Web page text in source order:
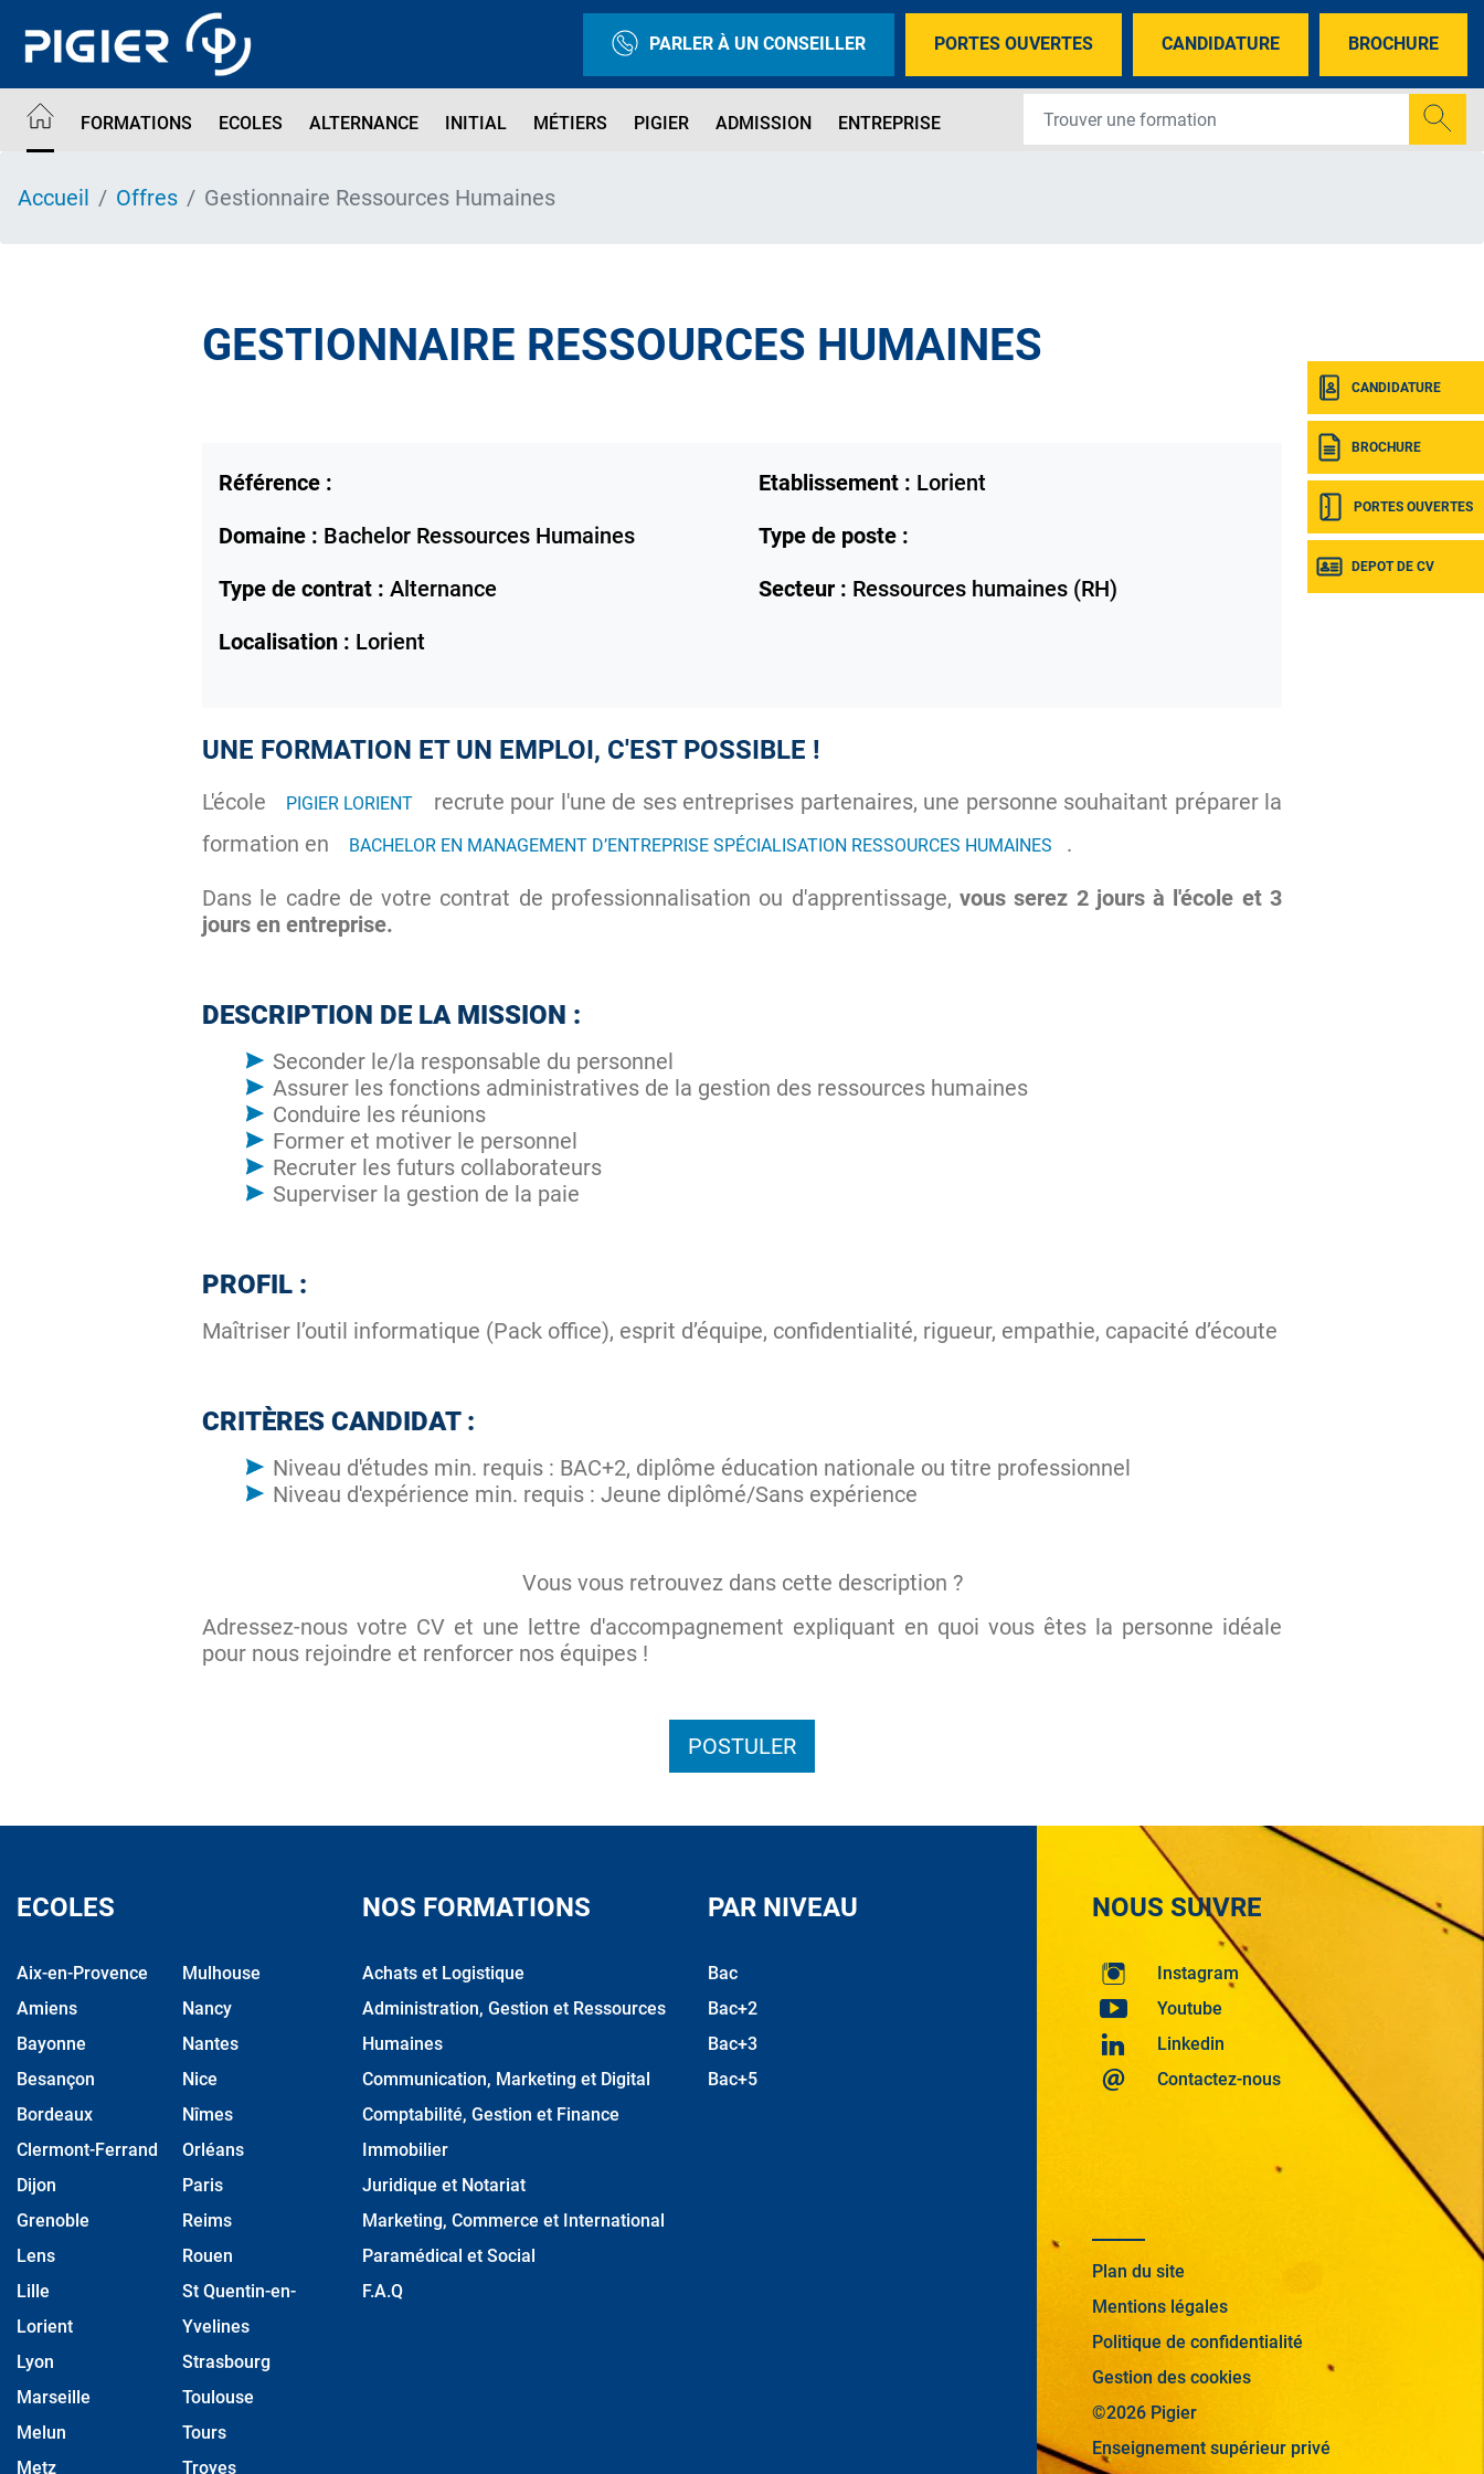
contenu
PARLER À UN CONSEILLER PORTES OUVERTES CANDIDATURE BROCHURE
FORMATIONS ECOLES ALTERNANCE INITIAL MÉTIERS PIGIER ADMISSION ENTREPRISE
CANDIDATURE
BROCHURE
PORTES OUVERTES
DEPOT DE CV
Accueil Offres Gestionnaire Ressources Humaines
GESTIONNAIRE RESSOURCES HUMAINES
Référence : Etablissement : Lorient
Domaine : Bachelor Ressources Humaines
Type de poste :
Type de contrat : Alternance Secteur : Ressources humaines (RH)
Localisation : Lorient
UNE FORMATION ET UN EMPLOI, C'EST POSSIBLE !
L'école PIGIER LORIENT
recrute pour l'une de ses entreprises partenaires, une personne souhaitant préparer la
formation en
BACHELOR EN MANAGEMENT D’ENTREPRISE SPÉCIALISATION RESSOURCES HUMAINES .
Dans le cadre de votre contrat de professionnalisation ou d'apprentissage, vous serez 2 jours à l'école et 3
jours en entreprise.
DESCRIPTION DE LA MISSION :
Seconder le/la responsable du personnel
Assurer les fonctions administratives de la gestion des ressources humaines
Conduire les réunions
Former et motiver le personnel
Recruter les futurs collaborateurs
Superviser la gestion de la paie
PROFIL :
Maîtriser l’outil informatique (Pack office), esprit d’équipe, confidentialité, rigueur, empathie, capacité d’écoute
CRITÈRES CANDIDAT :
Niveau d'études min. requis : BAC+2, diplôme éducation nationale ou titre professionnel
Niveau d'expérience min. requis : Jeune diplômé/Sans expérience
Vous vous retrouvez dans cette description ?
Adressez-nous votre CV et une lettre d'accompagnement expliquant en quoi vous êtes la personne idéale
pour nous rejoindre et renforcer nos équipes !
POSTULER
ECOLES
Aix-en-Provence
Amiens
Bayonne
Besançon
Bordeaux
Clermont-Ferrand
Dijon
Grenoble
Lens
Lille
Lorient
Lyon
Marseille
Melun
Metz
Mulhouse
Nancy
Nantes
Nice
Nîmes
Orléans
Paris
Reims
Rouen
St Quentin-en-
Yvelines
Strasbourg
Toulouse
Tours
Troyes
NOS FORMATIONS
Achats et Logistique
Administration, Gestion et Ressources
Humaines
Communication, Marketing et Digital
Comptabilité, Gestion et Finance
Immobilier
Juridique et Notariat
Marketing, Commerce et International
Paramédical et Social
F.A.Q
PAR NIVEAU
Bac
Bac+2
Bac+3
Bac+5
NOUS SUIVRE
Instagram
Youtube
Linkedin
Contactez-nous
Plan du site
Mentions légales
Politique de confidentialité
Gestion des cookies
©2026 Pigier
Enseignement supérieur privé